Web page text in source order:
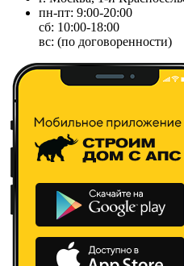
пн-пт: 9:00-20:00
сб: 10:00-18:00
вс: (по договоренности)